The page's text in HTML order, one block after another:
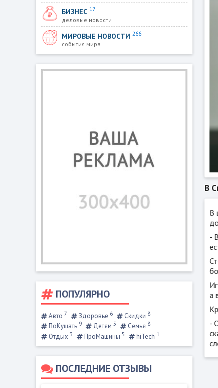
БИЗНЕС 17
деловые новости
МИРОВЫЕ НОВОСТИ 266
события мира
ПОПУЛЯРНО
Авто 7 Здоровье 6 Скидки 8
ПоКушать 9 Детям 5 Семья 8
Отдых 3 ПроМашины 5 hiTech 1
ПОСЛЕДНИЕ ОТЗЫВЫ
В
В
-
а
-